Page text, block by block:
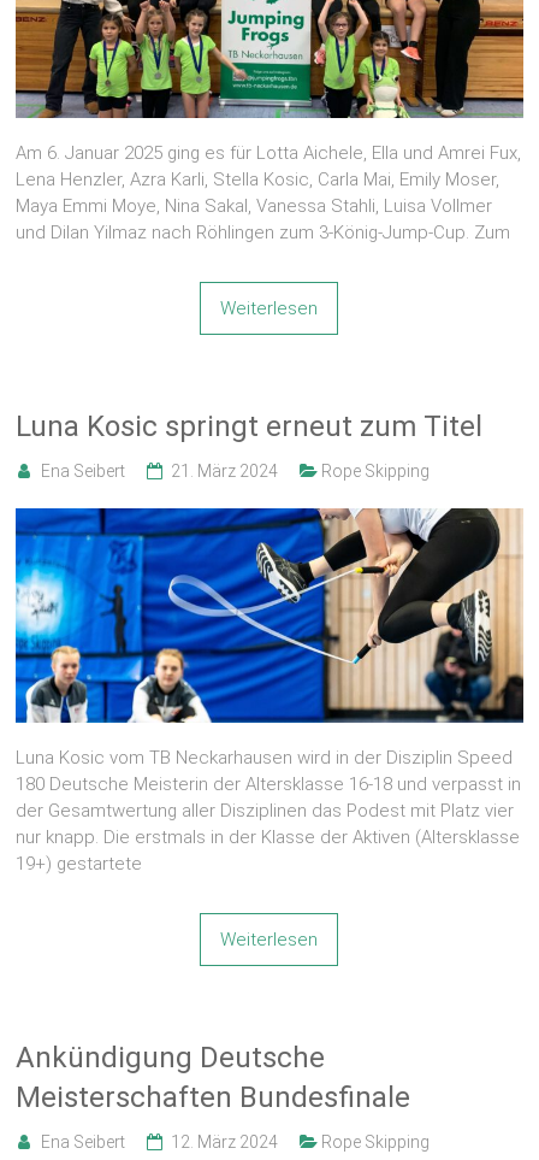
Am 6. Januar 2025 ging es für Lotta Aichele, Ella und Amrei Fux,
Lena Henzler, Azra Karli, Stella Kosic, Carla Mai, Emily Moser,
Maya Emmi Moye, Nina Sakal, Vanessa Stahli, Luisa Vollmer
und Dilan Yilmaz nach Röhlingen zum 3-König-Jump-Cup. Zum
Weiterlesen
Luna Kosic springt erneut zum Titel
Ena Seibert 21. März 2024 Rope Skipping
Luna Kosic vom TB Neckarhausen wird in der Disziplin Speed
180 Deutsche Meisterin der Altersklasse 16-18 und verpasst in
der Gesamtwertung aller Disziplinen das Podest mit Platz vier
nur knapp. Die erstmals in der Klasse der Aktiven (Altersklasse
19+) gestartete
Weiterlesen
Ankündigung Deutsche
Meisterschaften Bundesfinale
Ena Seibert 12. März 2024 Rope Skipping